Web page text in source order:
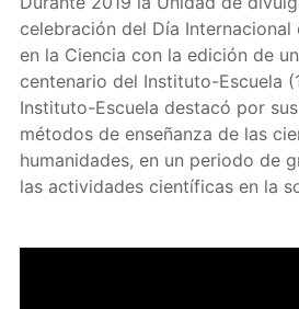
celebración del Día Internacional
en la Ciencia con la edición de
centenario del Instituto-Escuela
Instituto-Escuela destacó por
métodos de enseñanza de las
humanidades, en un periodo de
las actividades científicas en la